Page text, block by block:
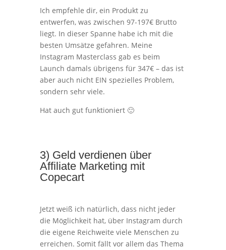
Ich empfehle dir, ein Produkt zu
entwerfen, was zwischen 97-197€ Brutto
liegt. In dieser Spanne habe ich mit die
besten Umsätze gefahren. Meine
Instagram Masterclass gab es beim
Launch damals übrigens für 347€ – das ist
aber auch nicht EIN spezielles Problem,
sondern sehr viele.
Hat auch gut funktioniert 🙂
3) Geld verdienen über
Affiliate Marketing mit
Copecart
Jetzt weiß ich natürlich, dass nicht jeder
die Möglichkeit hat, über Instagram durch
die eigene Reichweite viele Menschen zu
erreichen. Somit fällt vor allem das Thema